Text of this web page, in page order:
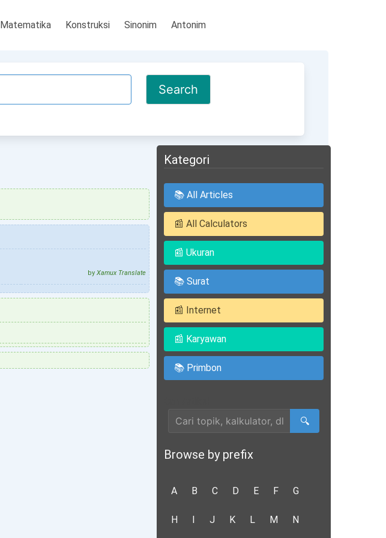
Matematika Konstruksi Sinonim Antonim
by Xamux Translate
Kategori
📚 All Articles
📰 All Calculators
📰 Ukuran
📚 Surat
📰 Internet
📰 Karyawan
📚 Primbon
🔍
Browse by prefix
A B C D E F G
H I J K L M N